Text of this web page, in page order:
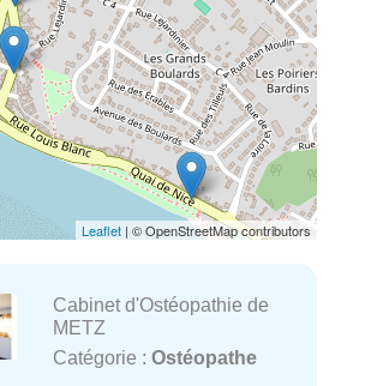
Leaflet | © OpenStreetMap contributors
Cabinet d'Ostéopathie de
METZ
Catégorie : Ostéopathe